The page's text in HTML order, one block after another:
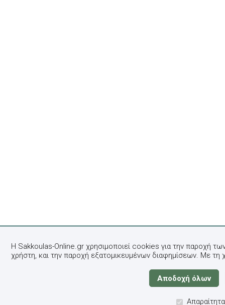
Η Sakkoulas-Online.gr χρησιμοποιεί cookies για την παροχή
χρήστη, και την παροχή εξατομικευμένων διαφημίσεων. Με